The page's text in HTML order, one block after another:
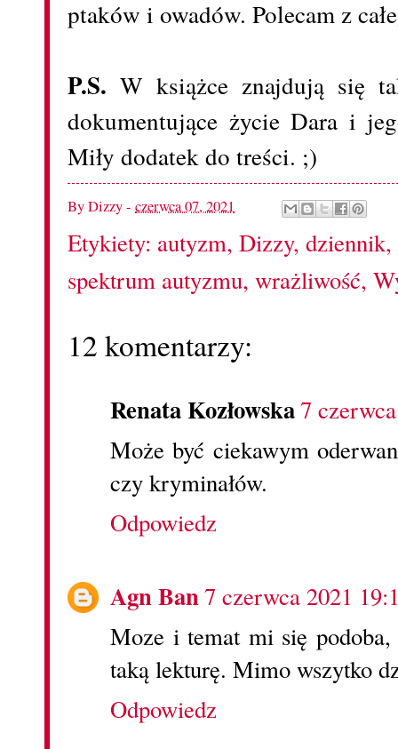
ptaków i owadów. Polecam z
P.S. W książce znajdują się
dokumentujące życie Dara i
Miły dodatek do treści. ;)
ByDizzy- czerwca 07, 2021
Etykiety: autyzm, Dizzy, dziennik,
spektrum autyzmu, wrażliwość,
12 komentarzy:
Renata Kozłowska7
Może być ciekawym
czy kryminałów.
Odpowiedz
Agn Ban7 czerwca 2021
Moze i temat mi się
taką lekturę. Mimo wszytko
Odpowiedz